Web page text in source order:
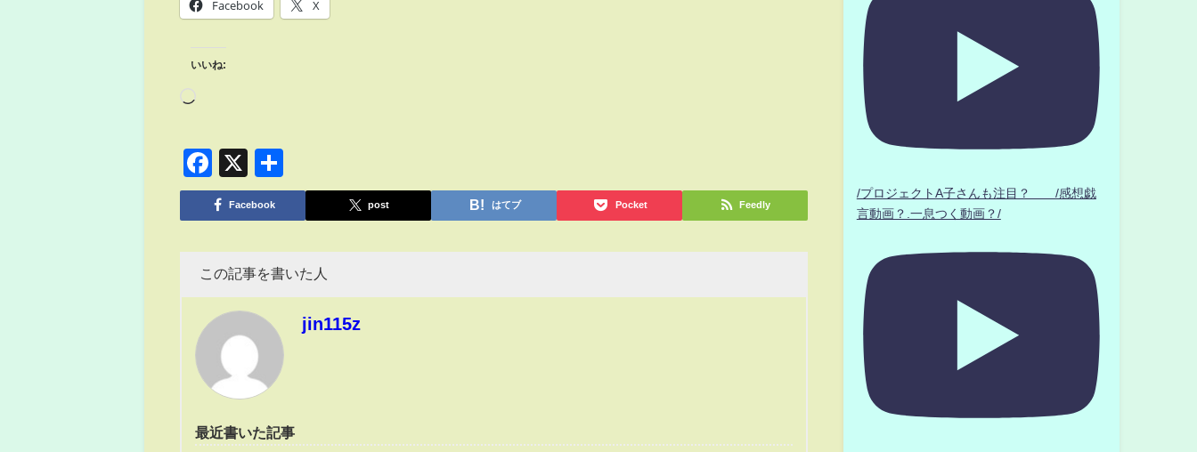
Facebook X
いいね:
Facebook
X
有
Facebook post はてブ Pocket Feedly
この記事を書いた人
jin115z
最近書いた記事
/プロジェクトA子さんも注目？ /感想戯
言動画？.一息つく動画？/